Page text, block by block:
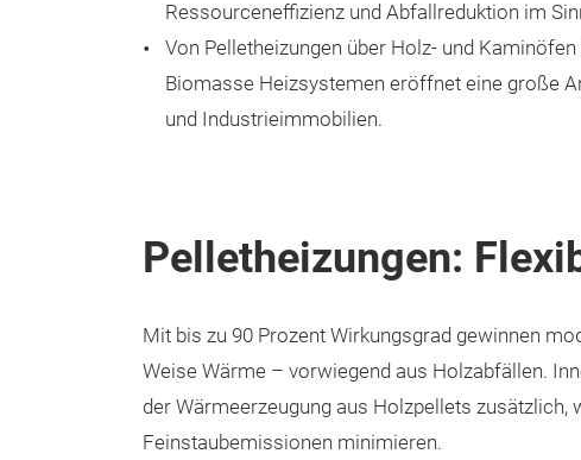
Ressourceneffizienz und Abfallreduktion im
Von Pelletheizungen über Holz- und
Biomasse Heizsystemen eröffnet eine große
und Industrieimmobilien.
Pelletheizungen:
Mit bis zu 90 Prozent Wirkungsgrad gewinnen
Weise Wärme – vorwiegend aus Holzabfällen.
der Wärmeerzeugung aus Holzpellets
Feinstaubemissionen minimieren.